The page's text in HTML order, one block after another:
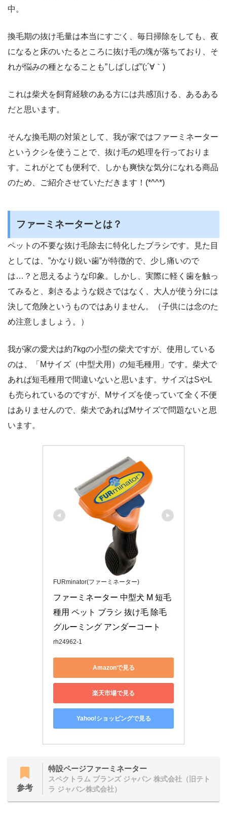
中。
換毛期の抜け毛量は本当にすごく、毎日掃除をしても、夜
になると床のいたるところに抜け毛の塊が落ちており、そ
れが悩みの種となることも”しばしば”(;´∀｀)
これは柴犬を飼育経験のある方には共感頂ける、あるある
だと思います。
そんな換毛期の対策として、我が家ではファーミネーター
というクシを使うことで、抜け毛の処理を行っておりま
す。これがとても便利で、しかも爽快な気分になれる商品
のため、ご紹介させていただきます！(*^^*)
ファーミネーターとは？
ペットの不要な抜け毛除去に特化したブラシです。見た目
としては、”かなり鋭い歯”が特徴的で、少し痛いので
は…？と思えるような印象。しかし、実際に軽く歯を触っ
てみると、刺さるような鋭さではなく、大人が使う分には
決して危険というものではありません。（子供には念のた
め注意しましょう。）
我が家の愛犬は約7kgの小型の柴犬ですが、使用している
のは、「Mサイズ（中型犬用）の短毛種用」です。柴犬で
あれば短毛種用で間違いないと思います。サイズはSやL
も売られているのですが、Mサイズを使っていて全く不便
はありませんので、柴犬であればMサイズで問題ないと思
います。
FURminator(ファーミネーター)
ファーミネーター 中型犬 M 短毛
種用 ペット ブラシ 抜け毛 除毛
グルーミング アンダーコート
rh24962-1
Amazonで見る
楽天市場で見る
Yahoo!ショッピングで見る
参考
特設ページファーミネーター
スペクトラム ブランズ ジャパン 株式会社（旧テト
ラ ジャパン株式会社）